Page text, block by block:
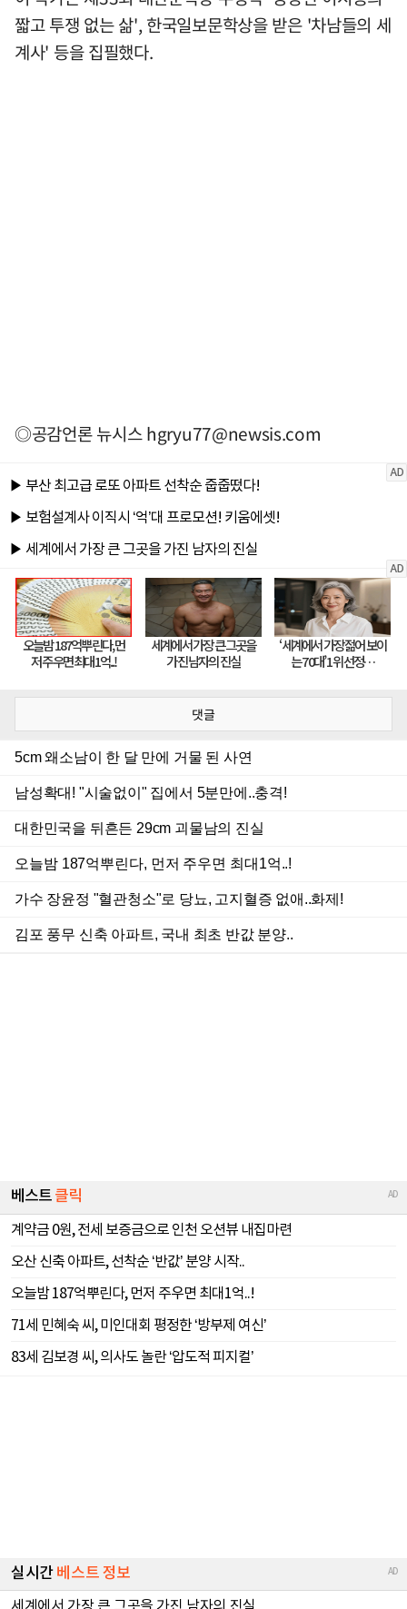
짧고 투쟁 없는 삶', 한국일보문학상을 받은 '차남들의 세
계사' 등을 집필했다.
◎공감언론 뉴시스hgryu77@newsis.com
댓글